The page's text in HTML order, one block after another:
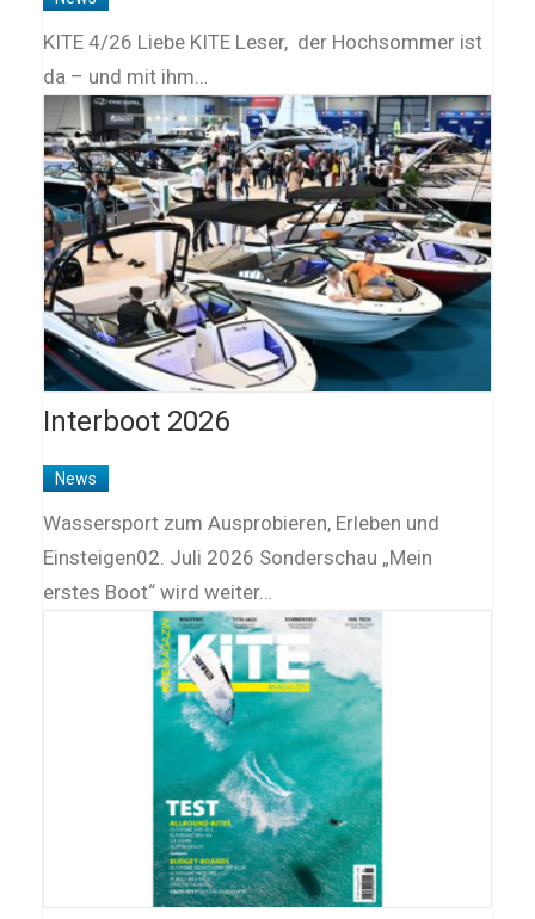
KITE 4/26 Liebe KITE Leser, der Hochsommer ist
da – und mit ihm…
Interboot 2026
News
Wassersport zum Ausprobieren, Erleben und
Einsteigen02. Juli 2026 Sonderschau „Mein
erstes Boot“ wird weiter…